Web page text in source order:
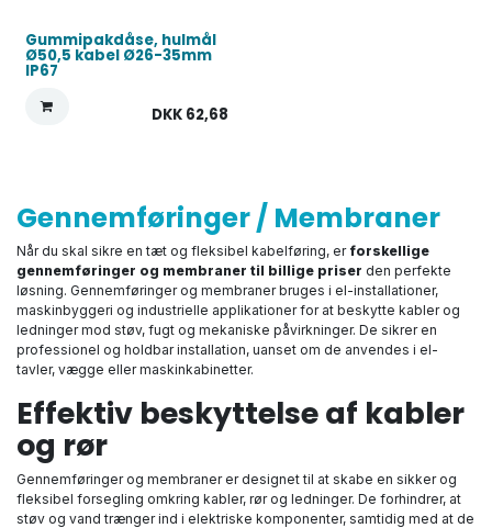
Gummipakdåse, hulmål
Ø50,5 kabel Ø26-35mm
IP67
DKK 62,68
Gennemføringer / Membraner
Når du skal sikre en tæt og fleksibel kabelføring, er forskellige
gennemføringer og membraner til billige priser den perfekte
løsning. Gennemføringer og membraner bruges i el-installationer,
maskinbyggeri og industrielle applikationer for at beskytte kabler og
ledninger mod støv, fugt og mekaniske påvirkninger. De sikrer en
professionel og holdbar installation, uanset om de anvendes i el-
tavler, vægge eller maskinkabinetter.
Effektiv beskyttelse af kabler
og rør
Gennemføringer og membraner er designet til at skabe en sikker og
fleksibel forsegling omkring kabler, rør og ledninger. De forhindrer, at
støv og vand trænger ind i elektriske komponenter, samtidig med at de